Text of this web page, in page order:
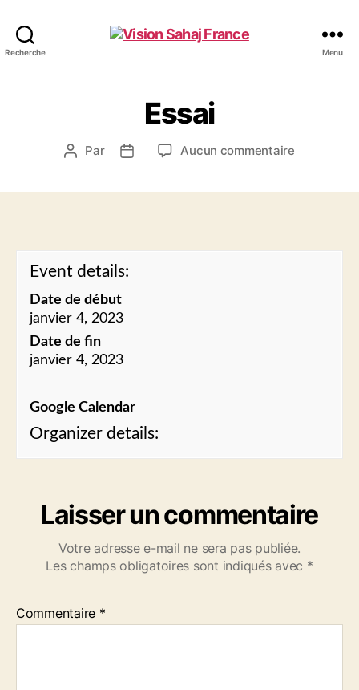
Recherche Menu
Essai
Auteur
Par
Date
Aucun commentairesur
Event details:
Date de début
janvier 4, 2023
Date de fin
janvier 4, 2023
Google Calendar
Organizer details:
Laisser un commentaire
Votre adresse e-mail ne sera pas publiée.
Les champs obligatoires sont indiqués avec *
Commentaire *